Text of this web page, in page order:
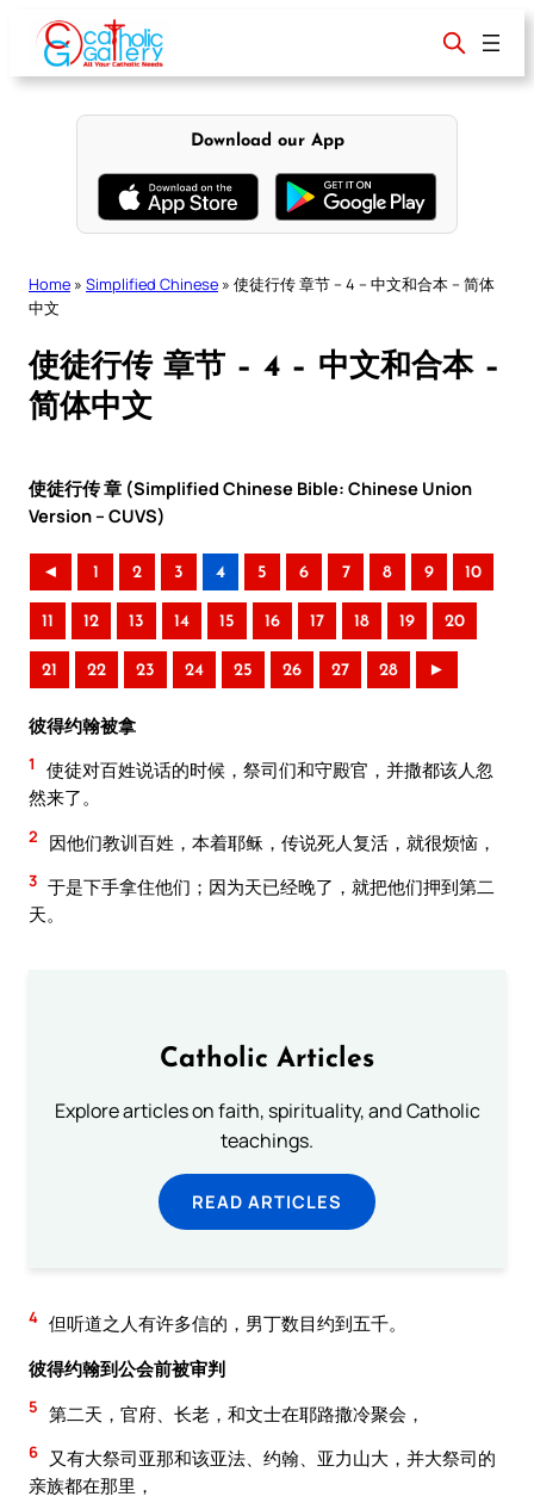
content
Download our App
Home » Simplified Chinese » 使徒行传 章节 – 4 – 中文和合本 – 简体
中文
使徒行传 章节 – 4 – 中文和合本 –
简体中文
使徒行传 章 (Simplified Chinese Bible: Chinese Union
Version – CUVS)
◄ 1 2 3 4 5 6 7 8 9 10
11 12 13 14 15 16 17 18 19 20
21 22 23 24 25 26 27 28 ►
彼得约翰被拿
1
使徒对百姓说话的时候，祭司们和守殿官，并撒都该人忽
然来了。
2 因他们教训百姓，本着耶稣，传说死人复活，就很烦恼，
3 于是下手拿住他们；因为天已经晚了，就把他们押到第二
天。
Catholic Articles
Explore articles on faith, spirituality, and Catholic
teachings.
READ ARTICLES
4 但听道之人有许多信的，男丁数目约到五千。
彼得约翰到公会前被审判
5 第二天，官府、长老，和文士在耶路撒冷聚会，
6
又有大祭司亚那和该亚法、约翰、亚力山大，并大祭司的
亲族都在那里，